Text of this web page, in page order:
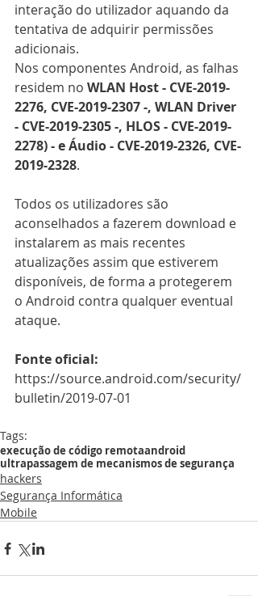
interação do utilizador aquando da
tentativa de adquirir permissões
adicionais.
Nos componentes Android, as falhas
residem no WLAN Host - CVE-2019-
2276, CVE-2019-2307 -, WLAN Driver
- CVE-2019-2305 -, HLOS - CVE-2019-
2278) - e Áudio - CVE-2019-2326, CVE-
2019-2328.
Todos os utilizadores são
aconselhados a fazerem download e
instalarem as mais recentes
atualizações assim que estiverem
disponíveis, de forma a protegerem
o Android contra qualquer eventual
ataque.
Fonte oficial:
https://source.android.com/security/
bulletin/2019-07-01
Tags:
execução de código remotaandroid
ultrapassagem de mecanismos de segurança
hackers
Segurança Informática
Mobile